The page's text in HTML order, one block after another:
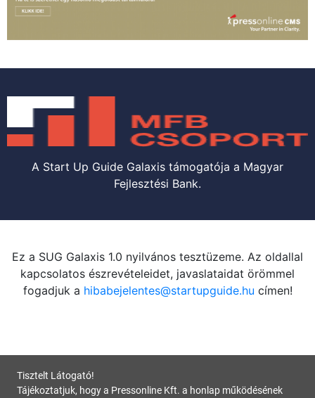
A Start Up Guide Galaxis támogatója a Magyar
Fejlesztési Bank.
Ez a SUG Galaxis 1.0 nyilvános tesztüzeme. Az oldallal
kapcsolatos észrevételeidet, javaslataidat örömmel
fogadjuk a hibabejelentes@startupguide.hu címen!
Tisztelt Látogató!
Tájékoztatjuk, hogy a Pressonline Kft. a honlap működésének